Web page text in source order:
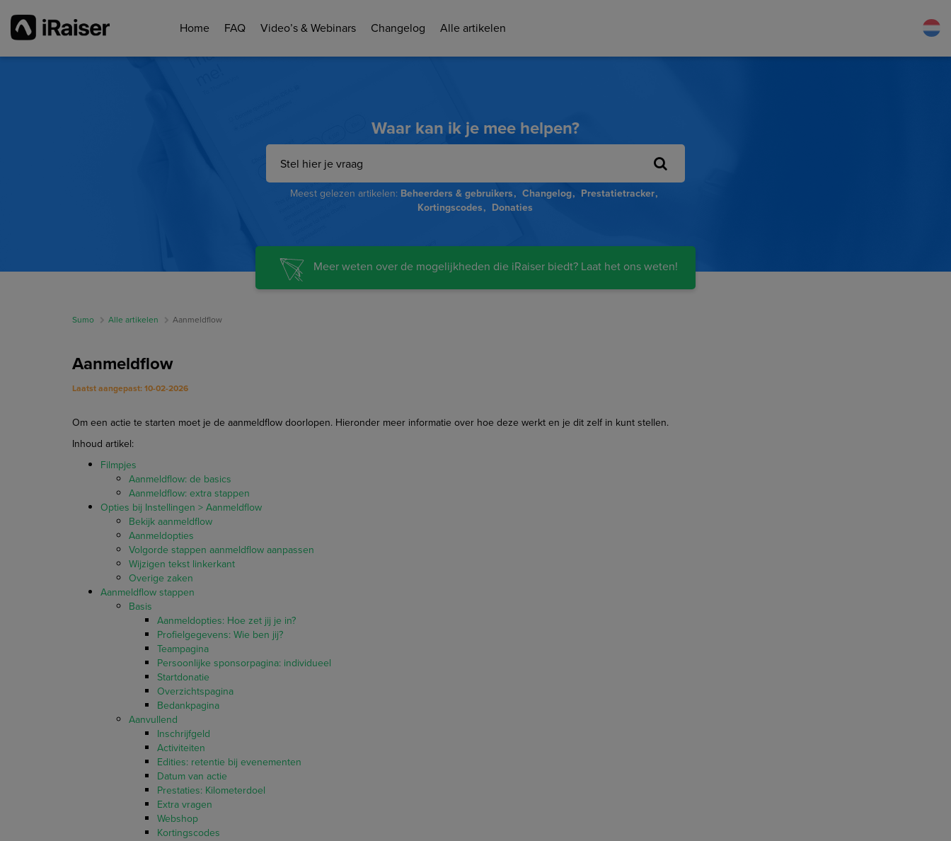
Home FAQ Video’s & Webinars Changelog Alle artikelen
Waar kan ik je mee helpen?
Meest gelezen artikelen: Beheerders & gebruikers Changelog
Prestatietracker
Kortingscodes
Donaties
Meer weten over de mogelijkheden die iRaiser biedt? Laat het ons weten!
Sumo Alle artikelen Aanmeldflow
Aanmeldflow
Laatst aangepast: 10-02-2026
Om een actie te starten moet je de aanmeldflow doorlopen. Hieronder meer informatie over hoe deze werkt en je dit zelf in kunt stellen.
Inhoud artikel:
Filmpjes
Aanmeldflow: de basics
Aanmeldflow: extra stappen
Opties bij Instellingen > Aanmeldflow
Bekijk aanmeldflow
Aanmeldopties
Volgorde stappen aanmeldflow aanpassen
Wijzigen tekst linkerkant
Overige zaken
Aanmeldflow stappen
Basis
Aanmeldopties: Hoe zet jij je in?
Profielgegevens: Wie ben jij?
Teampagina
Persoonlijke sponsorpagina: individueel
Startdonatie
Overzichtspagina
Bedankpagina
Aanvullend
Inschrijfgeld
Activiteiten
Edities: retentie bij evenementen
Datum van actie
Prestaties: Kilometerdoel
Extra vragen
Webshop
Kortingscodes